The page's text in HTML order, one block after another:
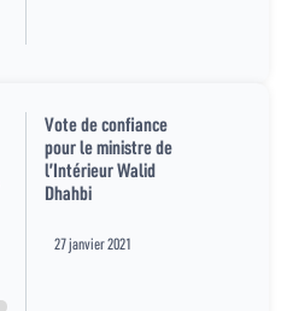
Vote de confiance
pour le ministre de
l’Intérieur Walid
Dhahbi
27 janvier 2021